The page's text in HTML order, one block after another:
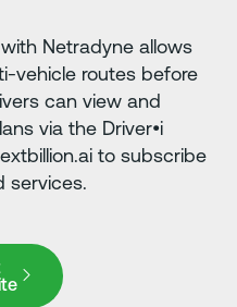
Netradyne allows
vehicle routes before
can view and
via the Driver•i
to subscribe
services.